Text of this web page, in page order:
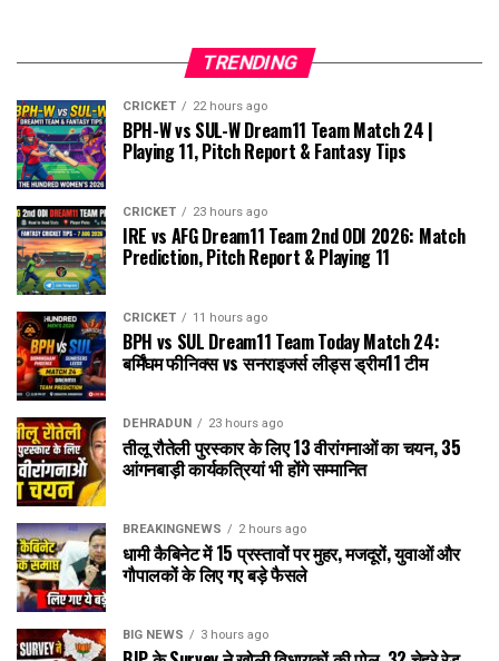
TRENDING
CRICKET 22 hours ago
BPH-W vs SUL-W Dream11 Team Match 24 |
Playing 11, Pitch Report & Fantasy Tips
CRICKET 23 hours ago
IRE vs AFG Dream11 Team 2nd ODI 2026: Match
Prediction, Pitch Report & Playing 11
CRICKET 11 hours ago
BPH vs SUL Dream11 Team Today Match 24:
बर्मिंघम फीनिक्स vs सनराइजर्स लीड्स ड्रीम11 टीम
DEHRADUN 23 hours ago
तीलू रौतेली पुरस्कार के लिए 13 वीरांगनाओं का चयन, 35
आंगनबाड़ी कार्यकत्रियां भी होंगे सम्मानित
BREAKINGNEWS 2 hours ago
धामी कैबिनेट में 15 प्रस्तावों पर मुहर, मजदूरों, युवाओं और
गौपालकों के लिए गए बड़े फैसले
BIG NEWS 3 hours ago